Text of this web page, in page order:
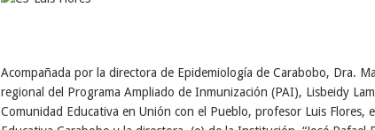
Acompañada por la directora de Epidemiología de Carabobo, Dra.
regional del Programa Ampliado de Inmunización (PAI), Lisbeidy
Comunidad Educativa en Unión con el Pueblo, profesor Luis Flores,